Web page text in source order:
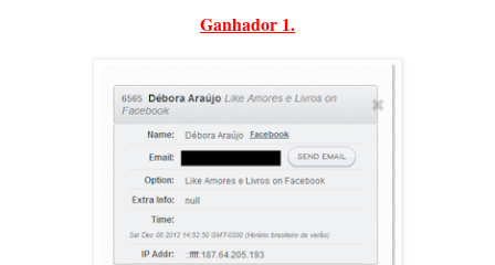
Ganhador 1.